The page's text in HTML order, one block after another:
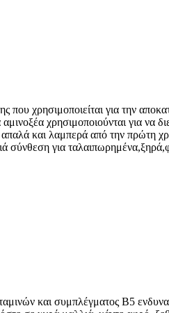
χρησιμοποιείται για την
χρησιμοποιούνται για να
και λαμπερά από την
σύνθεση για
και συμπλέγματος Β5